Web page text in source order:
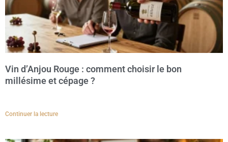
Vin d’Anjou Rouge : comment choisir le bon
millésime et cépage ?
Continuer la lecture